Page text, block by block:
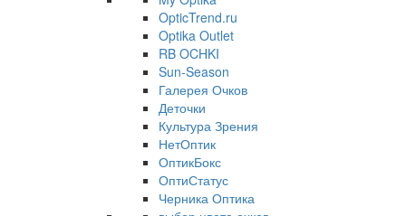
OpticTrend.ru
Optika Outlet
RB OCHKI
Sun-Season
Галерея Очков
Деточки
Культура Зрения
НетОптик
ОптикБокс
ОптиСтатус
Черника Оптика